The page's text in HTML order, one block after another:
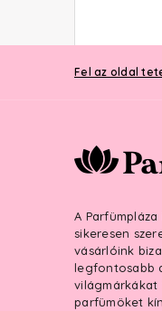
Fel az oldal
A
sikeresen
vásárlóink
legfontosabb
világmárkákat
parfümöket